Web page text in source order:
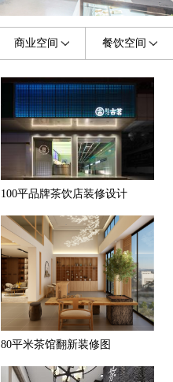
美容/美甲店 早教机构
甜品店 办公室
童装店 婚纱店
母婴店 鞋店
面包店 其他
商业空间
商场 摄影店
游泳馆 幼儿园
餐饮空间
中餐厅 西餐厅
咖啡店 火锅店
100平品牌茶饮店装修设计
80平米茶馆翻新装修图